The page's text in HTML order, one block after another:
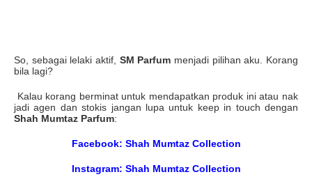
So, sebagai lelaki aktif, SM Parfum menjadi pilihan aku. Korang
bila lagi?
Kalau korang berminat untuk mendapatkan produk ini atau nak
jadi agen dan stokis jangan lupa untuk keep in touch dengan
Shah Mumtaz Parfum:
Facebook: Shah Mumtaz Collection
Instagram: Shah Mumtaz Collection